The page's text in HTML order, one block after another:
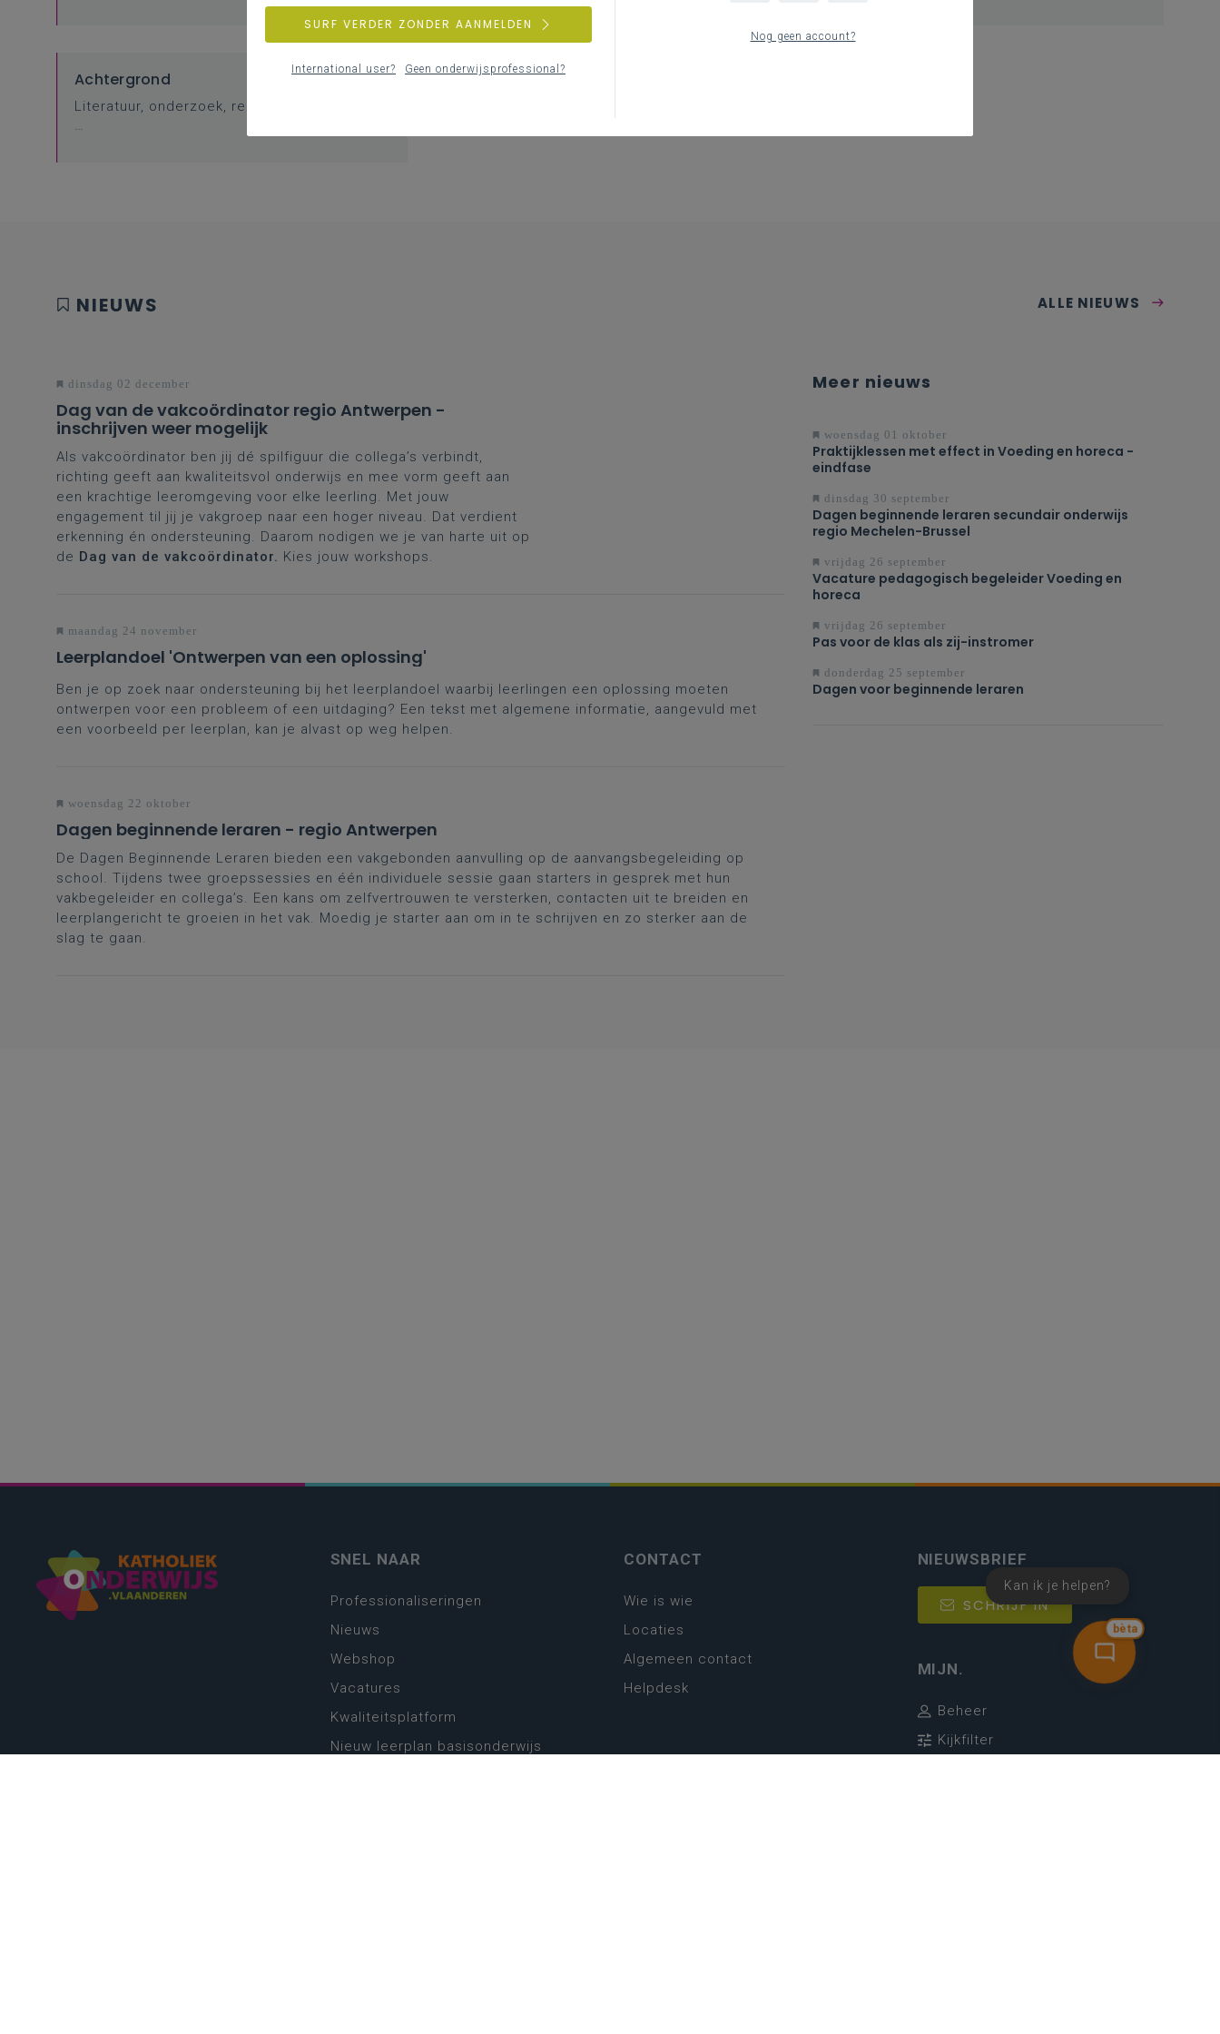
Achtergrond
Literatuur, onderzoek, regelgeving, websites
NIEUWS ALLE NIEUWS
dinsdag 02 december
Dag van de vakcoördinator regio Antwerpen -
inschrijven weer mogelijk
Als vakcoördinator ben jij dé spilfiguur die collega’s verbindt,
richting geeft aan kwaliteitsvol onderwijs en mee vorm geeft aan
een krachtige leeromgeving voor elke leerling. Met jouw
engagement til jij je vakgroep naar een hoger niveau. Dat verdient
erkenning én ondersteuning. Daarom nodigen we je van harte uit op
de Dag van de vakcoördinator. Kies jouw workshops.
maandag 24 november
Leerplandoel 'Ontwerpen van een oplossing'
Ben je op zoek naar ondersteuning bij het leerplandoel waarbij leerlingen een oplossing moeten
ontwerpen voor een probleem of een uitdaging? Een tekst met algemene informatie, aangevuld met
een voorbeeld per leerplan, kan je alvast op weg helpen.
woensdag 22 oktober
Dagen beginnende leraren - regio Antwerpen
De Dagen Beginnende Leraren bieden een vakgebonden aanvulling op de aanvangsbegeleiding op
school. Tijdens twee groepssessies en één individuele sessie gaan starters in gesprek met hun
vakbegeleider en collega’s. Een kans om zelfvertrouwen te versterken, contacten uit te breiden en
leerplangericht te groeien in het vak. Moedig je starter aan om in te schrijven en zo sterker aan de
slag te gaan.
Meer nieuws
woensdag 01 oktober
Praktijklessen met effect in Voeding en horeca -
eindfase
dinsdag 30 september
Dagen beginnende leraren secundair onderwijs
regio Mechelen-Brussel
vrijdag 26 september
Vacature pedagogisch begeleider Voeding en
horeca
vrijdag 26 september
Pas voor de klas als zij-instromer
donderdag 25 september
Dagen voor beginnende leraren
bèta
Kan ik je helpen?
SNEL NAAR
Professionaliseringen
Nieuws
Webshop
Vacatures
Kwaliteitsplatform
Nieuw leerplan basisonderwijs
CONTACT
Wie is wie
Locaties
Algemeen contact
Helpdesk
NIEUWSBRIEF
SCHRIJF IN
MIJN.
Beheer
Kijkfilter
Nog geen account?
SURF VERDER ZONDER AANMELDEN
International user? Geen onderwijsprofessional?